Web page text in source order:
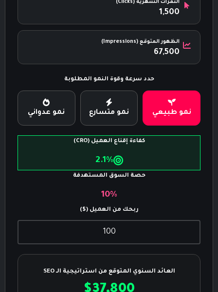
النقرات الشهرية (Clicks)
1,500
الظهور المتوقع (Impressions)
67,500
حدد سرعة وقوة النمو المطلوبة
نمو طبيعي نمو متسارع نمو عدواني
كفاءة إقناع العميل (CRO)
2.1%
حصة السوق المستهدفة
10%
ربحك من العميل ($)
العائد السنوي المتوقع من استراتيجية الـ SEO